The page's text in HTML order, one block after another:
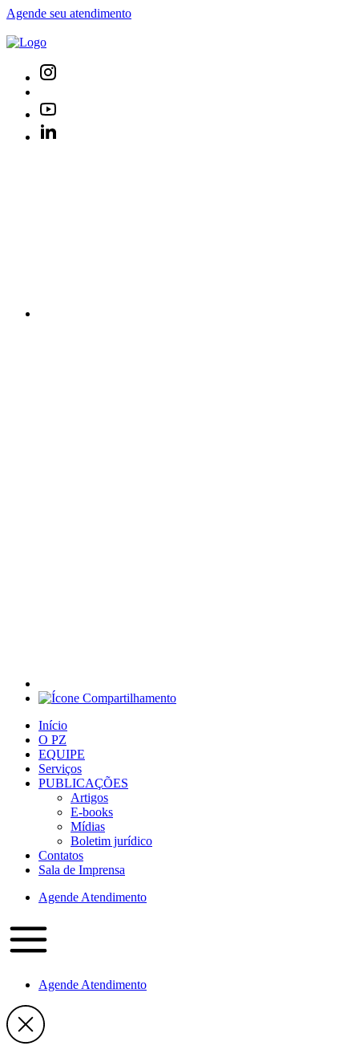
Agende seu atendimento
Início
O PZ
EQUIPE
Serviços
PUBLICAÇÕES
Artigos
E-books
Mídias
Boletim jurídico
Contatos
Sala de Imprensa
Agende Atendimento
Agende Atendimento